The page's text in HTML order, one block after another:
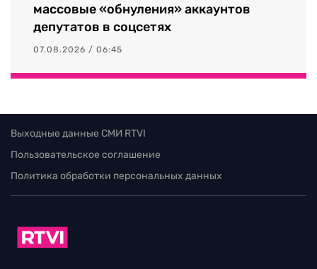
массовые «обнуления» аккаунтов
депутатов в соцсетях
07.08.2026 / 06:45
Выходные данные СМИ RTVI
Пользовательское соглашение
Политика обработки персональных данных